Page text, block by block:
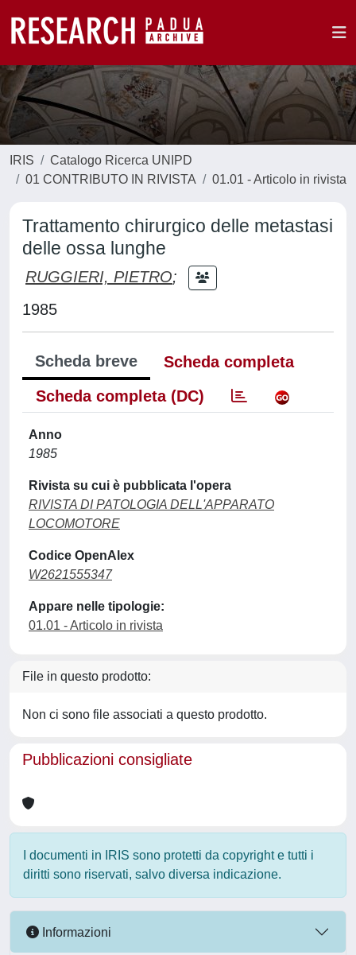
IRIS
Catalogo Ricerca UNIPD
01 CONTRIBUTO IN RIVISTA
01.01 - Articolo in rivista
Trattamento chirurgico delle metastasi
delle ossa lunghe
RUGGIERI, PIETRO;
1985
Scheda breve
Scheda completa
Scheda completa (DC)
Anno
1985
Rivista su cui è pubblicata l'opera
RIVISTA DI PATOLOGIA DELL'APPARATO
LOCOMOTORE
Codice OpenAlex
W2621555347
Appare nelle tipologie:
01.01 - Articolo in rivista
File in questo prodotto:
Non ci sono file associati a questo prodotto.
Pubblicazioni consigliate
I documenti in IRIS sono protetti da copyright e tutti i
diritti sono riservati, salvo diversa indicazione.
Informazioni